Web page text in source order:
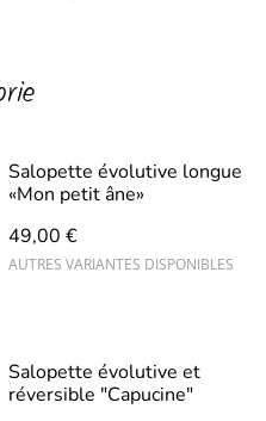
Salopette évolutive longue
«Mon petit âne»
49,00 €
AUTRES VARIANTES DISPONIBLES
Salopette évolutive et
réversible "Capucine"